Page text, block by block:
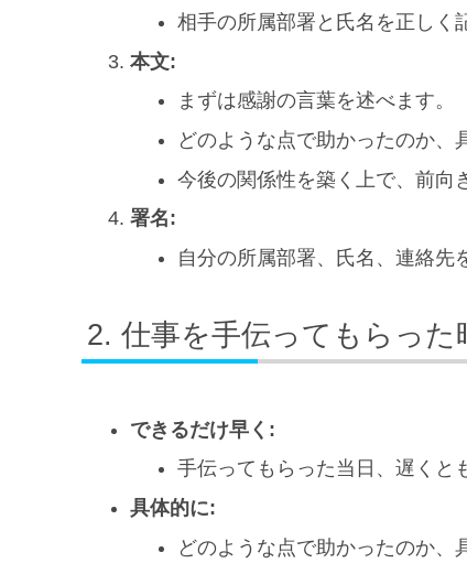
相手の所属部署と氏名を正しく
本文:
まずは感謝の言葉を述べます。
どのような点で助かったのか、
今後の関係性を築く上で、前向
署名:
自分の所属部署、氏名、連絡先
仕事を手伝ってもらっ
できるだけ早く:
手伝ってもらった当日、遅くと
具体的に:
どのような点で助かったのか、